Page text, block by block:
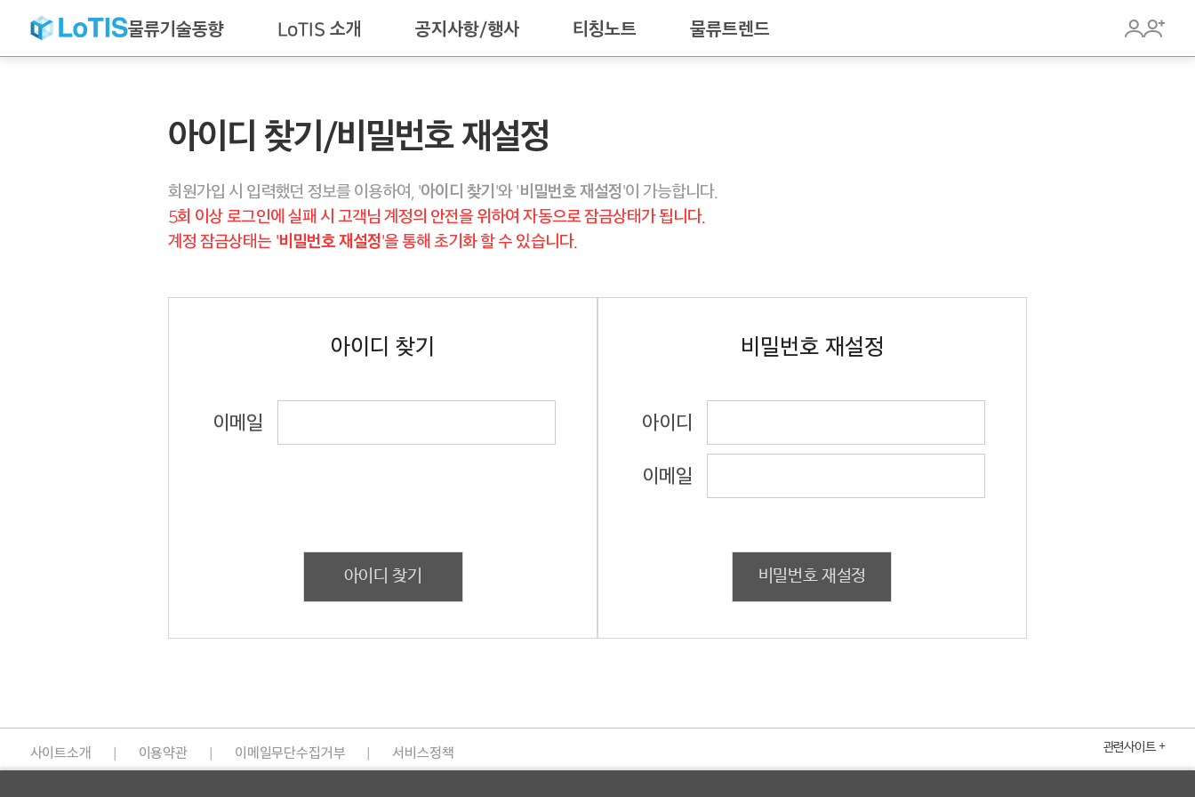
물류기술동향 LoTIS 소개 공지사항/행사 티칭노트 물류트렌드
아이디 찾기/비밀번호 재설정
회원가입 시 입력했던 정보를 이용하여, '아이디 찾기'와 '비밀번호 재설정'이 가능합니다.
5회 이상 로그인에 실패 시 고객님 계정의 안전을 위하여 자동으로 잠금상태가 됩니다.
계정 잠금상태는 '비밀번호 재설정'을 통해 초기화 할 수 있습니다.
아이디 찾기
이메일
아이디 찾기
비밀번호 재설정
아이디
이메일
비밀번호 재설정
사이트소개 | 이용약관 | 이메일무단수집거부 | 서비스정책 관련사이트 +